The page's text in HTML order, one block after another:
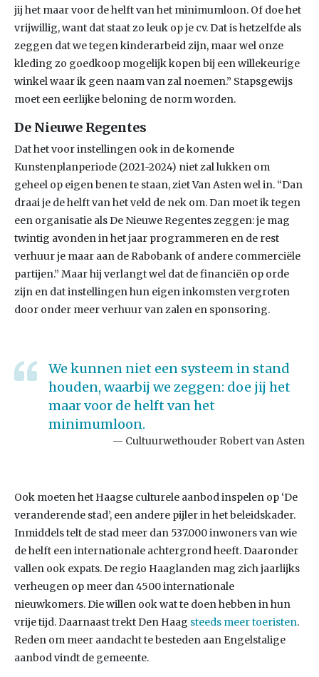
jij het maar voor de helft van het minimumloon. Of doe het
vrijwillig, want dat staat zo leuk op je cv. Dat is hetzelfde als
zeggen dat we tegen kinderarbeid zijn, maar wel onze
kleding zo goedkoop mogelijk kopen bij een willekeurige
winkel waar ik geen naam van zal noemen.” Stapsgewijs
moet een eerlijke beloning de norm worden.
De Nieuwe Regentes
Dat het voor instellingen ook in de komende
Kunstenplanperiode (2021-2024) niet zal lukken om
geheel op eigen benen te staan, ziet Van Asten wel in. “Dan
draai je de helft van het veld de nek om. Dan moet ik tegen
een organisatie als De Nieuwe Regentes zeggen: je mag
twintig avonden in het jaar programmeren en de rest
verhuur je maar aan de Rabobank of andere commerciële
partijen.” Maar hij verlangt wel dat de financiën op orde
zijn en dat instellingen hun eigen inkomsten vergroten
door onder meer verhuur van zalen en sponsoring.
We kunnen niet een systeem in stand
houden, waarbij we zeggen: doe jij het
maar voor de helft van het
minimumloon.
Cultuurwethouder Robert van Asten
Ook moeten het Haagse culturele aanbod inspelen op ‘De
veranderende stad’, een andere pijler in het beleidskader.
Inmiddels telt de stad meer dan 537.000 inwoners van wie
de helft een internationale achtergrond heeft. Daaronder
vallen ook expats. De regio Haaglanden mag zich jaarlijks
verheugen op meer dan 4500 internationale
nieuwkomers. Die willen ook wat te doen hebben in hun
vrije tijd. Daarnaast trekt Den Haag steeds meer toeristen.
Reden om meer aandacht te besteden aan Engelstalige
aanbod vindt de gemeente.